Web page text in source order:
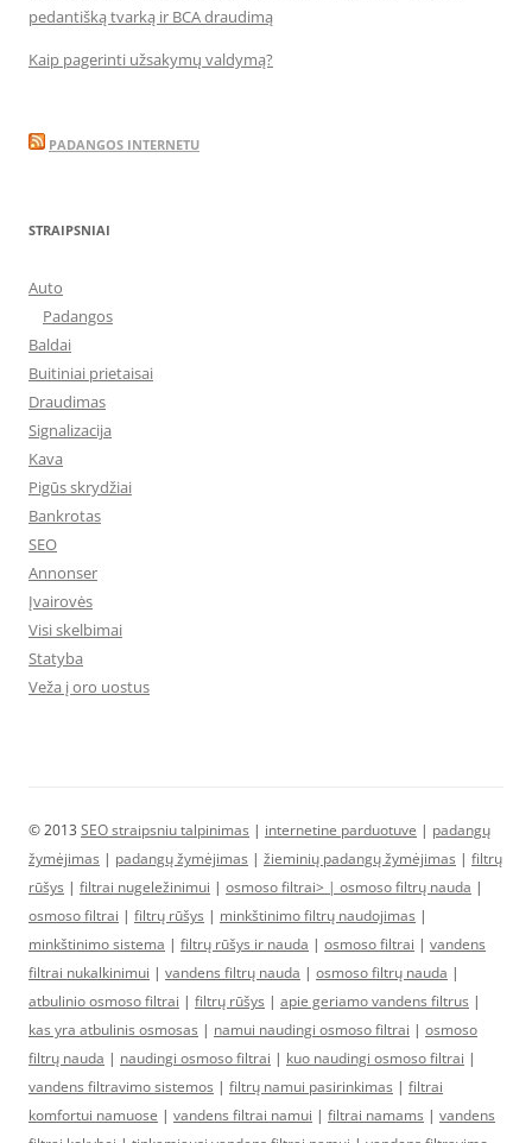
pedantišką tvarką ir BCA draudimą
Kaip pagerinti užsakymų valdymą?
PADANGOS INTERNETU
STRAIPSNIAI
Auto
Padangos
Baldai
Buitiniai prietaisai
Draudimas
Signalizacija
Kava
Pigūs skrydžiai
Bankrotas
SEO
Annonser
Įvairovės
Visi skelbimai
Statyba
Veža į oro uostus
© 2013 SEO straipsniu talpinimas | internetine parduotuve | padangų
žymėjimas | padangų žymėjimas | žieminių padangų žymėjimas | filtrų
rūšys | filtrai nugeležinimui | osmoso filtrai> | osmoso filtrų nauda |
osmoso filtrai | filtrų rūšys | minkštinimo filtrų naudojimas |
minkštinimo sistema | filtrų rūšys ir nauda | osmoso filtrai | vandens
filtrai nukalkinimui | vandens filtrų nauda | osmoso filtrų nauda |
atbulinio osmoso filtrai | filtrų rūšys | apie geriamo vandens filtrus |
kas yra atbulinis osmosas | namui naudingi osmoso filtrai | osmoso
filtrų nauda | naudingi osmoso filtrai | kuo naudingi osmoso filtrai |
vandens filtravimo sistemos | filtrų namui pasirinkimas | filtrai
komfortui namuose | vandens filtrai namui | filtrai namams | vandens